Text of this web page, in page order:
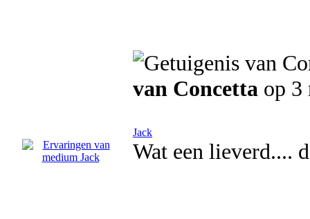
van Concetta op 3
Jack
Wat een lieverd....